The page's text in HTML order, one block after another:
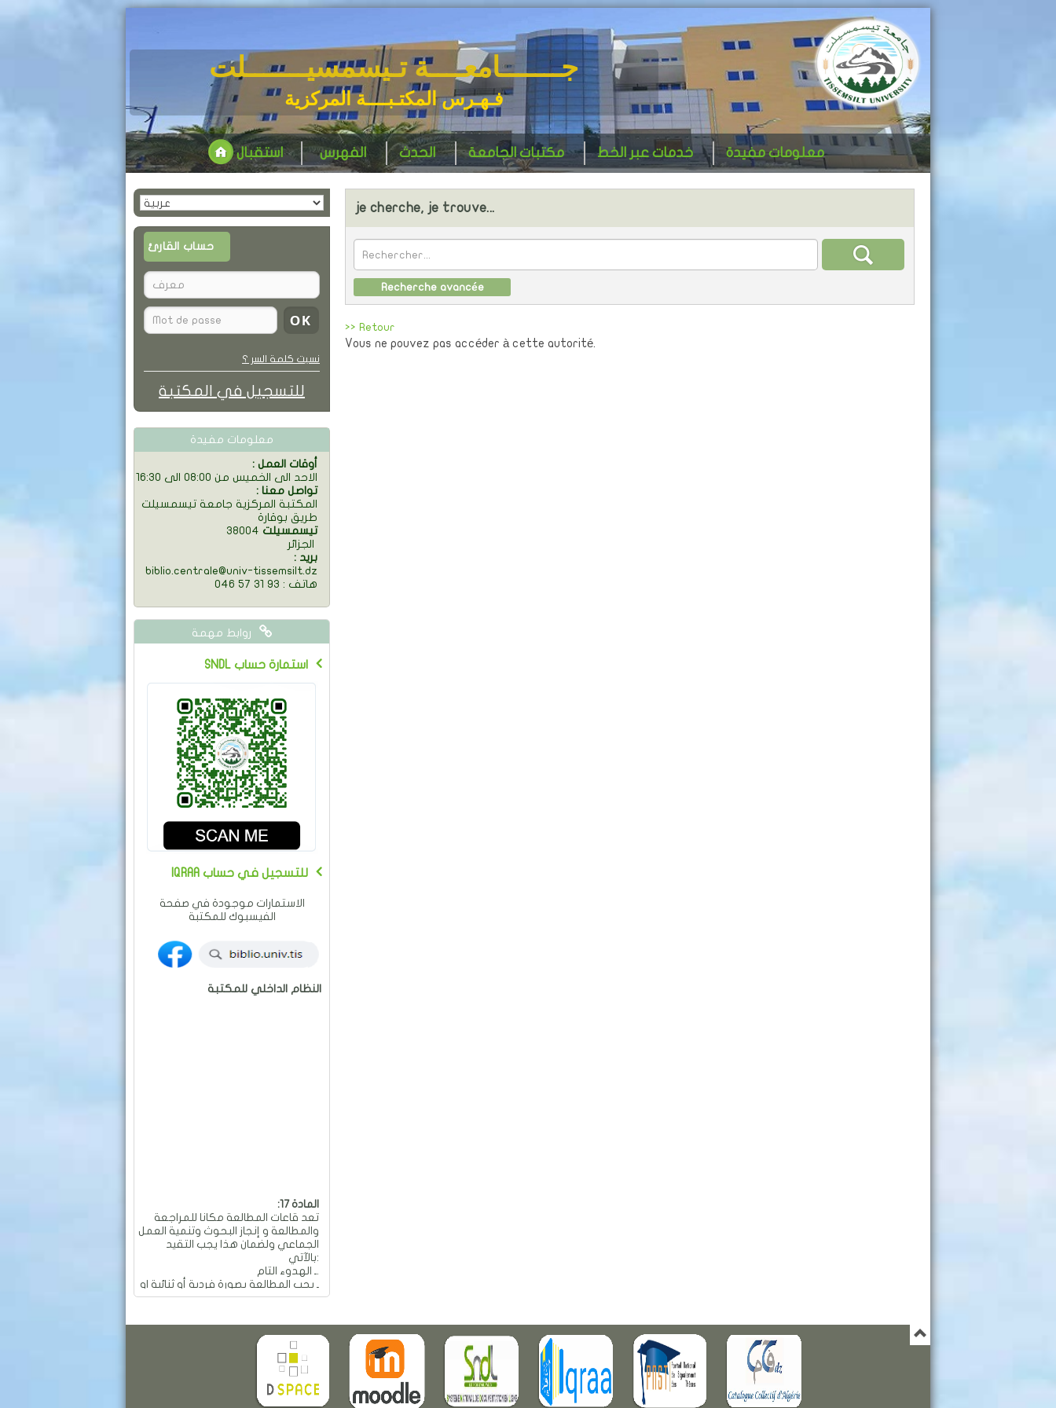
جـــــــامعــــة تـيسمسيـــــــلت
فـهـرس المكتـبــــة المركزية
الفهرس الحدث مكتبات الجامعة خدمات عبر الخط معلومات مفيدة استقبال
je cherche, je trouve...
Recherche avancée
>> Retour
Vous ne pouvez pas accéder à cette autorité.
حساب القارئ
نسيت كلمة السر ؟
للتسجيل في المكتبة
معلومات مفيدة
: أوقات العمل
الاحد الى الخميس من 08:00 الى 16:30
: تواصل معنا
المكتبة المركزية جامعة تيسمسيلت
طريق بوقارة
38004 تيسمسيلت
: بريد
biblio.centrale@univ-tissemsilt.dz
046 57 31 93 : هاتف
روابط مهمة
SNDL استمارة حساب
IQRAA للتسجيل في حساب
الاستمارات موجودة في صفحة
الفيسبوك للمكتبة
النظام الداخلي للمكتبة
تعد قاعات المطالعة مكانا للمراجعة
والمطالعة و إنجاز البحوث وتنمية العمل
الجماعي ولضمان هذا يجب التقيد
بالآتي:
ـ الهدوء التام.
ـ يجب المطالعة بصورة فردية أو ثنائية او
جماعية و بهدوء تام.
والضجيج داخل القاعة.
ـ ممنوع تجاوز عدد المقاعد المسموح
ـ ممنوع تحريك وتحويل الأثاث من
معدات وطاولات وكراسي من أماكنها